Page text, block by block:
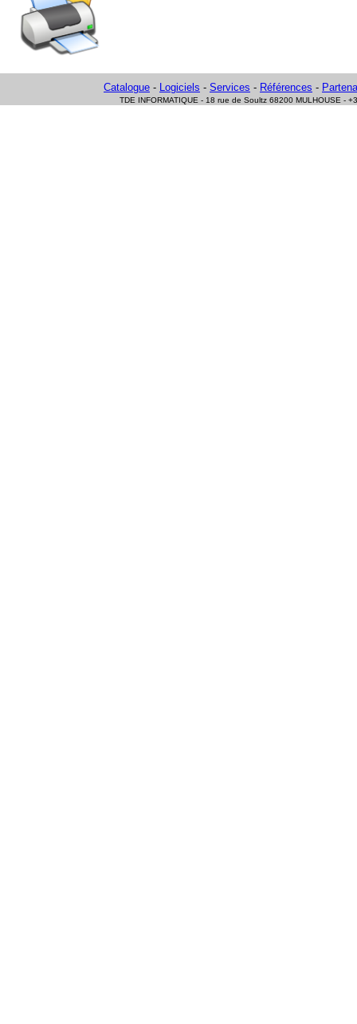
Catalogue - Logiciels - Services - Références -
TDE INFORMATIQUE - 18 rue de Soultz 68200 MULHOUSE -